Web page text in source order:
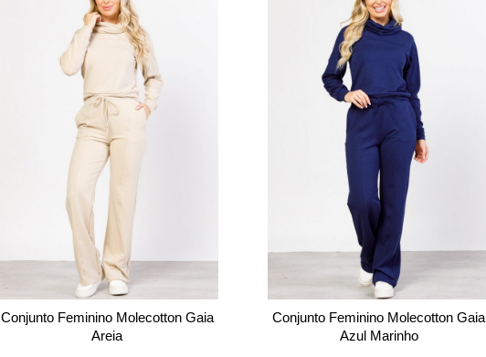
Conjunto Feminino Molecotton Gaia
Areia
Conjunto Feminino Molecotton Gaia
Azul Marinho